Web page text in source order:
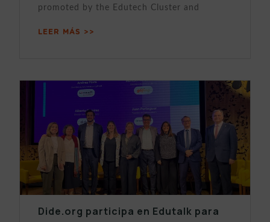
promoted by the Edutech Cluster and
LEER MÁS >>
Dide.org participa en Edutalk para